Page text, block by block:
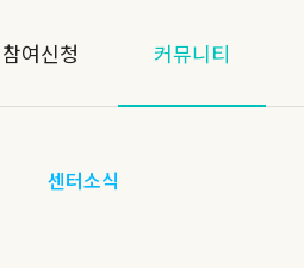
참여신청 커뮤니티
센터소식